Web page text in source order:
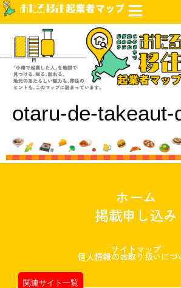
otaru-de-takeaut-
ホーム
掲載申し込み
サイトマップ
個人情報のお取り扱いにつ
関連サイト一覧